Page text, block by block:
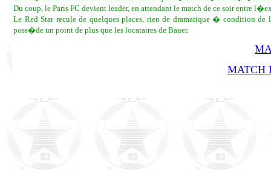
Du coup, le Paris FC devient leader, en attendant le match de ce soir entre
Le Red Star recule de quelques places, rien de dramatique � condition
poss�de un point de plus que les locataires de Bauer.
MATCH